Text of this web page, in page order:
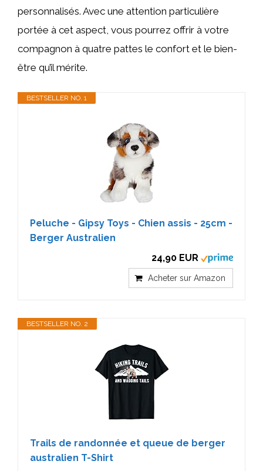
personnalisés. Avec une attention particulière
portée à cet aspect, vous pourrez offrir à votre
compagnon à quatre pattes le confort et le bien-
être qu’il mérite.
BESTSELLER NO. 1
Peluche - Gipsy Toys - Chien assis - 25cm -
Berger Australien
24,90 EUR
Acheter sur Amazon
BESTSELLER NO. 2
Trails de randonnée et queue de berger
australien T-Shirt